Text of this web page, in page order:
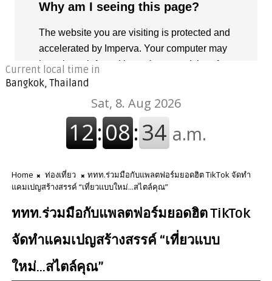
Current local time in
Bangkok, Thailand
Home ท่องเที่ยว
ททท.ร่วมมือกับแพลตฟอร์มยอดฮิต TikTok จัดทำ
แคมเปญสร้างสรรค์ “เที่ยวแบบใหม่...สไตล์คุณ”
ททท.ร่วมมือกับแพลตฟอร์มยอดฮิต TikTok
จัดทำแคมเปญสร้างสรรค์ “เที่ยวแบบ
ใหม่...สไตล์คุณ”